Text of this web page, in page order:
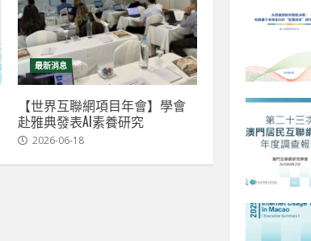
最新消息
【世界互聯網項目年會】學會
赴雅典發表AI素養研究
2026-06-18